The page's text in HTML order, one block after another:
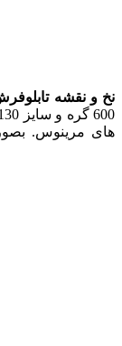
نخ و نقشه
های مرینوس.